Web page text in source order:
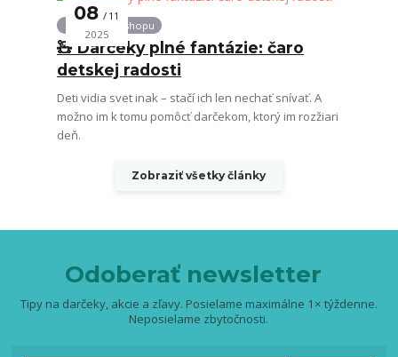
08 11
2025
Novinky z e-shopu
🧸 Darčeky plné fantázie: čaro
detskej radosti
Deti vidia svet inak – stačí ich len nechať snívať. A
možno im k tomu pomôcť darčekom, ktorý im rozžiari
deň.
Zobraziť všetky články
Odoberať newsletter
Tipy na darčeky, akcie a zľavy. Posielame maximálne 1× týždenne.
Neposielame zbytočnosti.